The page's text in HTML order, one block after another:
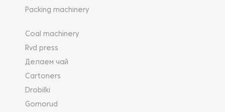
Packing machinery
Coal machinery
Rvd press
Делаем чай
Cartoners
Drobilki
Gornorud